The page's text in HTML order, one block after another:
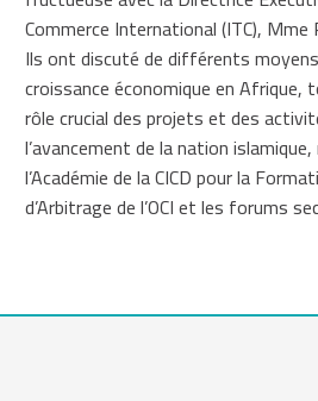
Commerce International (ITC),
Ils ont discuté de différents
croissance économique en Afrique,
rôle crucial des projets et des
l’avancement de la nation
l’Académie de la CICD pour la
d’Arbitrage de l’OCI et les forums